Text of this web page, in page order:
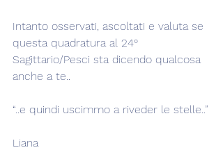
Intanto osservati, ascoltati e valuta se
questa quadratura al 24°
Sagittario/Pesci sta dicendo qualcosa
anche a te..
“..e quindi uscimmo a riveder le stelle..”
Liana